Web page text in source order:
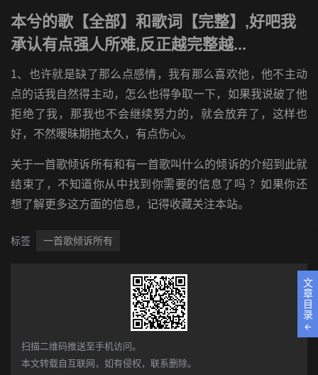
本兮的歌【全部】和歌词【完整】,好吧我
承认有点强人所难,反正越完整越...
1、也许就是缺了那么点感情，我有那么喜欢他，他不主动
点的话我自然得主动，怎么也得争取一下，如果我说破了他
拒绝了我，那我也不会继续努力的，就会放弃了，这样也
好，不然暧昧期拖太久，有点伤心。
关于一首歌倾诉所有和有一首歌叫什么的倾诉的介绍到此就
结束了，不知道你从中找到你需要的信息了吗 ？如果你还
想了解更多这方面的信息，记得收藏关注本站。
标签 一首歌倾诉所有
​扫描二维码推送至手机访问。
本文转载自互联网，如有侵权，联系删除。
文
章
目
录